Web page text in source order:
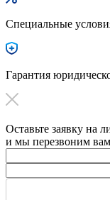
Специальные
Гарантия
Оставьте заявку на
и мы перезвоним